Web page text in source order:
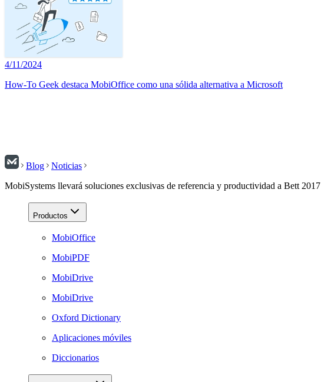
4/11/2024
How-To Geek destaca MobiOffice como una sólida alternativa a Microsoft
Blog
Noticias
MobiSystems llevará soluciones exclusivas de referencia y productividad a Bett 2017
Productos
MobiOffice
MobiPDF
MobiDrive
MobiDrive
Oxford Dictionary
Aplicaciones móviles
Diccionarios